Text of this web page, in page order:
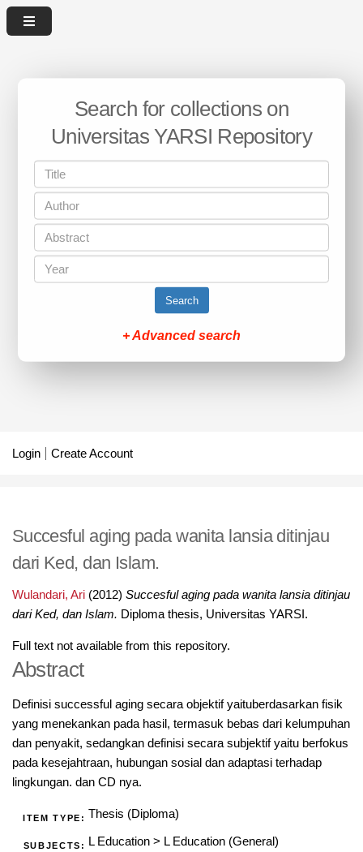
Search for collections on
Universitas YARSI Repository
Search
+ Advanced search
Login Create Account
Succesful aging pada wanita lansia ditinjau
dari Ked, dan Islam.
Wulandari, Ari(2012) Succesful aging pada wanita lansia ditinjau
dari Ked, dan Islam. Diploma thesis, Universitas YARSI.
Full text not available from this repository.
Abstract
Definisi successful aging secara objektif yaituberdasarkan fisik
yang menekankan pada hasil, termasuk bebas dari kelumpuhan
dan penyakit, sedangkan definisi secara subjektif yaitu berfokus
pada kesejahtraan, hubungan sosial dan adaptasi terhadap
lingkungan. dan CD nya.
ITEM TYPE: Thesis (Diploma)
SUBJECTS: L Education> L Education (General)